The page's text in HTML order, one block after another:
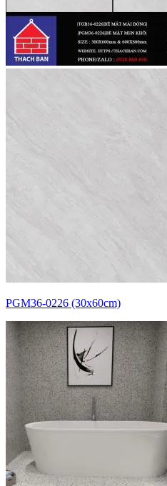
PGM36-0226 (30x60cm)